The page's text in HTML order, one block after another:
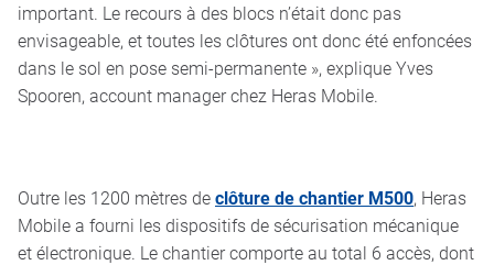
important. Le recours à des blocs n’était donc pas
envisageable, et toutes les clôtures ont donc été enfoncées
dans le sol en pose semi-permanente », explique Yves
Spooren, account manager chez Heras Mobile.
Outre les 1200 mètres declôture de chantier M500, Heras
Mobile a fourni les dispositifs de sécurisation mécanique
et électronique. Le chantier comporte au total 6 accès, dont